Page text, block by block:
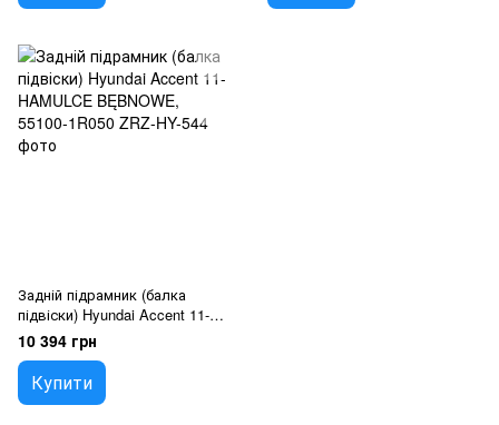
Задній підрамник (балка
підвіски) Hyundai Accent 11-
HAMULCE BĘBNOWE, 55100-
1R050
10 394 грн
Купити